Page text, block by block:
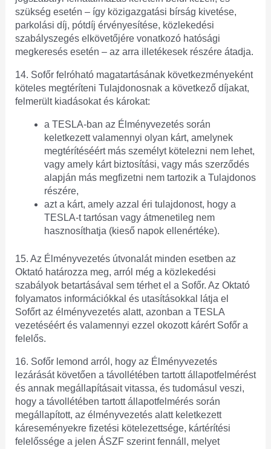
szükség esetén – így közigazgatási bírság kivetése,
parkolási díj, pótdíj érvényesítése, közlekedési
szabályszegés elkövetőjére vonatkozó hatósági
megkeresés esetén – az arra illetékesek részére átadja.
14. Sofőr felróható magatartásának következményeként
köteles megtéríteni Tulajdonosnak a következő díjakat,
felmerült kiadásokat és károkat:
a TESLA-ban az Élményvezetés során
keletkezett valamennyi olyan kárt, amelynek
megtérítéséért más személyt kötelezni nem lehet,
vagy amely kárt biztosítási, vagy más szerződés
alapján más megfizetni nem tartozik a Tulajdonos
részére,
azt a kárt, amely azzal éri tulajdonost, hogy a
TESLA-t tartósan vagy átmenetileg nem
hasznosíthatja (kieső napok ellenértéke).
15. Az Élményvezetés útvonalát minden esetben az
Oktató határozza meg, arról még a közlekedési
szabályok betartásával sem térhet el a Sofőr. Az Oktató
folyamatos információkkal és utasításokkal látja el
Sofőrt az élményvezetés alatt, azonban a TESLA
vezetéséért és valamennyi ezzel okozott kárért Sofőr a
felelős.
16. Sofőr lemond arról, hogy az Élményvezetés
lezárását követően a távollétében tartott állapotfelmérést
és annak megállapításait vitassa, és tudomásul veszi,
hogy a távollétében tartott állapotfelmérés során
megállapított, az élményvezetés alatt keletkezett
káreseményekre fizetési kötelezettsége, kártérítési
felelőssége a jelen ÁSZF szerint fennáll, melyet